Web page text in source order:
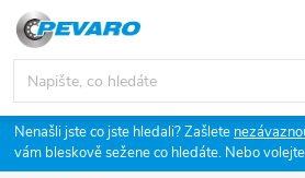
Přejít
obsah
Nenašli jste co jste hledali? Zašlete
vám bleskově sežene co hledáte. Nebo